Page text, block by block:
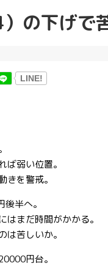
の下げで
LINE!
ば弱い位置。
きを警戒。
半へ。
はまだ時間がかかる。
は苦しいか。
円台。